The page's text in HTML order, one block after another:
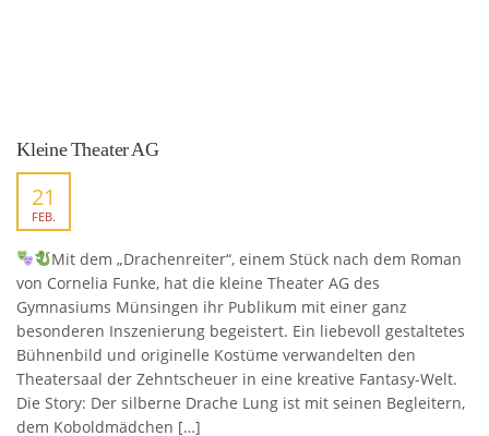
Kleine Theater AG
21
FEB.
Mit dem „Drachenreiter“, einem Stück nach dem Roman
von Cornelia Funke, hat die kleine Theater AG des
Gymnasiums Münsingen ihr Publikum mit einer ganz
besonderen Inszenierung begeistert. Ein liebevoll gestaltetes
Bühnenbild und originelle Kostüme verwandelten den
Theatersaal der Zehntscheuer in eine kreative Fantasy-Welt.
Die Story: Der silberne Drache Lung ist mit seinen Begleitern,
dem Koboldmädchen […]